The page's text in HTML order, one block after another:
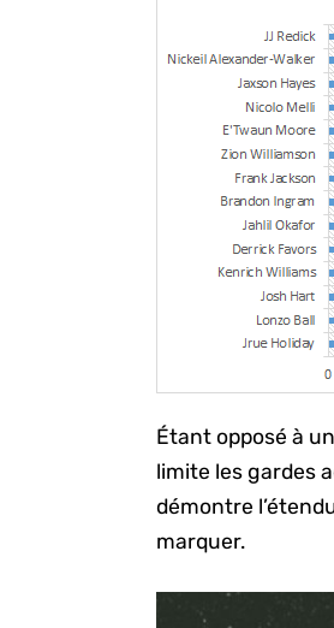
Étant opposé à
limite les gardes
démontre
marquer.